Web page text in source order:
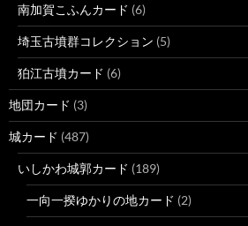
南加賀こふんカード (6)
埼玉古墳群コレクション (5)
狛江古墳カード (6)
地団カード (3)
城カード (487)
いしかわ城郭カード (189)
一向一揆ゆかりの地カード (2)